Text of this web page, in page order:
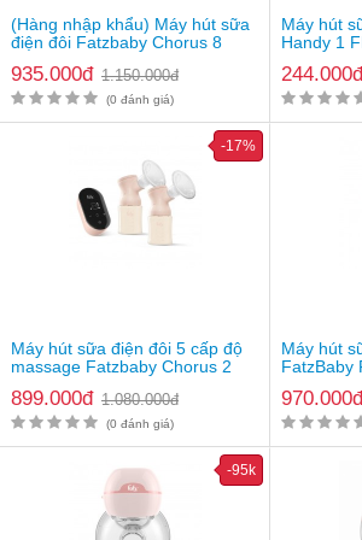
Hướng dẫn sử dụng máy hút sữa
Resonance 5 FB1180VN
- Chế độ massage:
Tất cả các trạng thái hút massage có
nhanh với sức hút thấp. Máy hút tăng
giây. Khi đạt đến cấp hút thứ 5, máy sẽ
(Hàng nhập khẩu) Máy hút sữa
điện đôi Fatzbaby Chorus 8
935.000đ 1.150.000đ
(0 đánh giá)
Máy hút
Handy 1
244.000đ
Máy hút sữa điện đôi 5 cấp độ
massage Fatzbaby Chorus 2
899.000đ 1.080.000đ
-17%
(0 đánh giá)
Máy hút
FatzBaby
970.000đ
-95k